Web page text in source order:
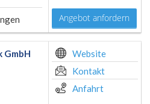
Angebot anfordern
GmbH
Website
Kontakt
Anfahrt